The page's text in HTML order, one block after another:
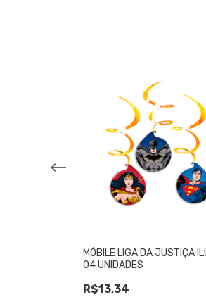
MÓBILE LIGA DA JUSTIÇA
04 UNIDADES
R$13,34